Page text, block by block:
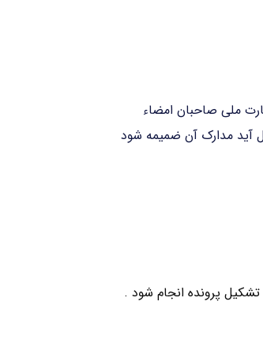
ملی صاحبان امضاء
آید مدارک آن ضمیمه شود
پرونده انجام شود .